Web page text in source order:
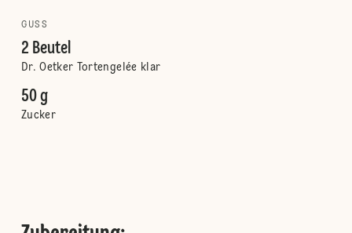
GUSS
2 Beutel
Dr. Oetker Tortengelée klar
50 g
Zucker